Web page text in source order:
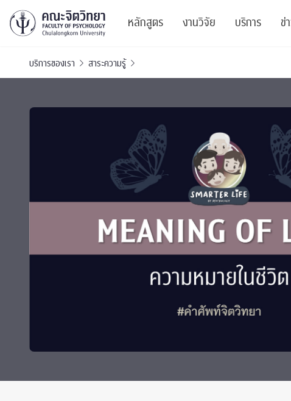
หลักสูตร
ปริญญาบัณฑิต
หลักสูตรปริญญาตรี
นิสิตปัจจุบัน
งานวิจัย
ผลงานตีพิมพ์
งานประชุมวิชาการ
งานประชุมวิชาการร
TICP 2023
SSBW Activities
ทุนและรางวัล
บริการ
PSY
ศูนย์สุข
ศูนย์จิต
Life Di
CU
ข่
บริการของเรา สาระความรู้